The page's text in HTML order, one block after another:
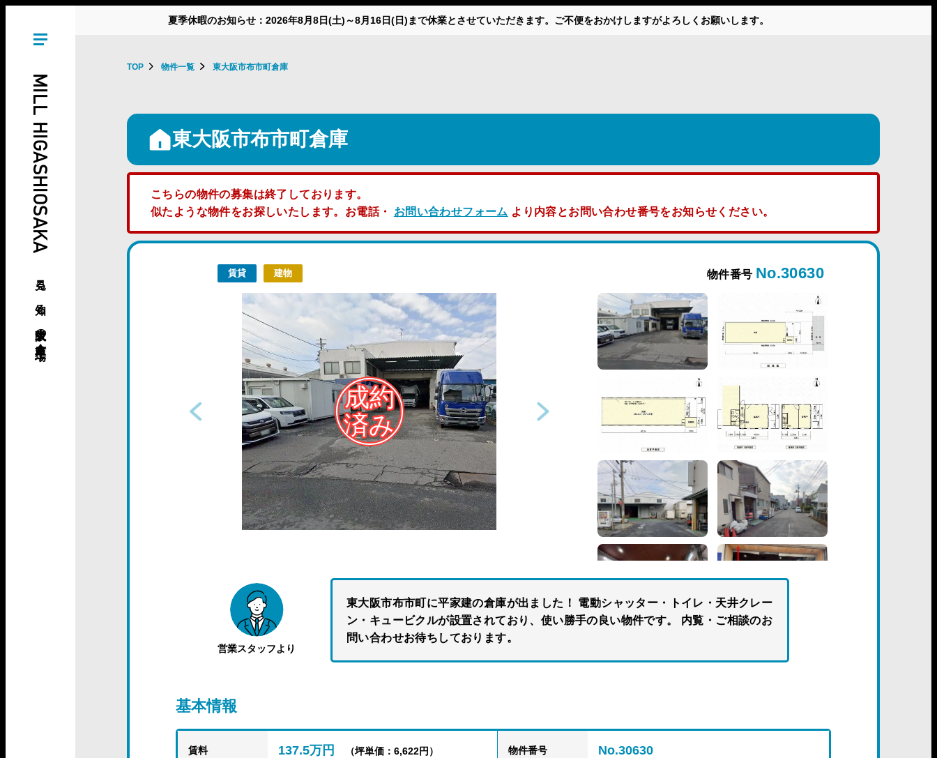
夏季休暇のお知らせ：2026年8月8日(土)～8月16日(日)まで休業とさせていただきます。ご不便をおかけしますがよろしくお願いします。
MILL HIGASHIOSAKA
見る、知る、東大阪の倉庫･工場
TOP 物件一覧 東大阪市布市町倉庫
東大阪市布市町倉庫
こちらの物件の募集は終了しております。
似たような物件をお探しいたします。お電話・ お問い合わせフォーム より内容とお問い合わせ番号をお知らせください。
賃貸 建物 物件番号 No.30630
営業スタッフより
東大阪市布市町に平家建の倉庫が出ました！ 電動シャッター・トイレ・天井クレー
ン・キュービクルが設置されており、使い勝手の良い物件です。 内覧・ご相談のお
問い合わせお待ちしております。
基本情報
賃料 137.5万円 （坪単価：6,622円） 物件番号 No.30630